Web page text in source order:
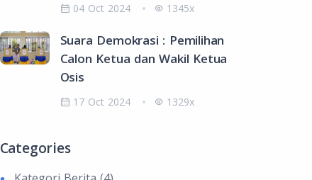
04 Oct 2024 1345x
Suara Demokrasi : Pemilihan
Calon Ketua dan Wakil Ketua
Osis
17 Oct 2024 1329x
Categories